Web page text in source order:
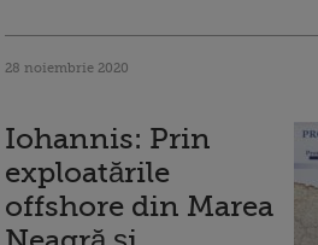
28 noiembrie 2020
Iohannis: Prin
exploatările
offshore din Marea